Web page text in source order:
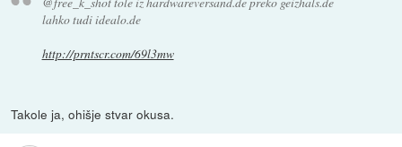
lahko tudi idealo.de
http://prntscr.com/69l3mw
Takole ja, ohišje stvar okusa.